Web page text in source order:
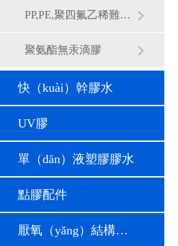
PP,PE,聚四氟乙稀難粘材料專用樹脂膠
聚氨酯無汞滴膠
快（kuài）幹膠水
UV膠
單（dān）液塑膠膠水
點膠配件
厭氧（yǎng）結構（gòu）膠